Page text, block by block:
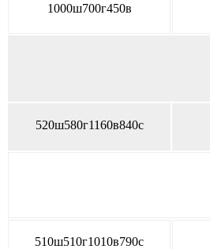
1000ш700г450в
520ш580г1160в840с
510ш510г1010в790с